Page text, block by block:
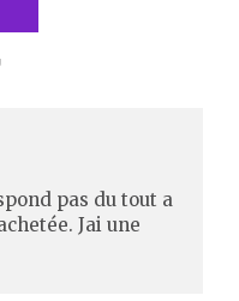
pas du tout a
Jai une